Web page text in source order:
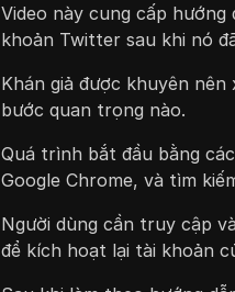
Video này cung cấp
khoản Twitter sau khi nó
Khán giả được khuyên
bước quan trọng nào.
Quá trình bắt đầu bằng
Google Chrome, và tìm
Người dùng cần truy cập
để kích hoạt lại tài khoản